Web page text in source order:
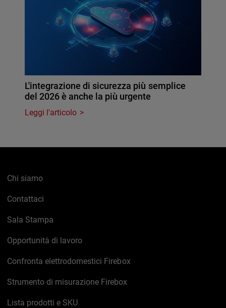
L'integrazione di sicurezza più semplice
del 2026 è anche la più urgente
Leggi l'articolo
Chi siamo
Contattaci
Sala Stampa
Opportunità di lavoro
Confronta elettrodomestici Firebox
Strumento di misurazione Firebox
Lista prodotti e SKU